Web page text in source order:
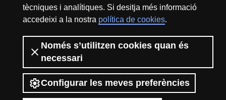
tècniques i analítiques. Si desitja més informació
accedeixi a la nostra política de cookies.
Només s’utilitzen cookies quan és
necessari
Configurar les meves preferències
2026 Divulga UAB - Creative Commons
Reconeixement - No Comercial (CC BY NC) -
ISSN: 2014-6388
View low-bandwidth version